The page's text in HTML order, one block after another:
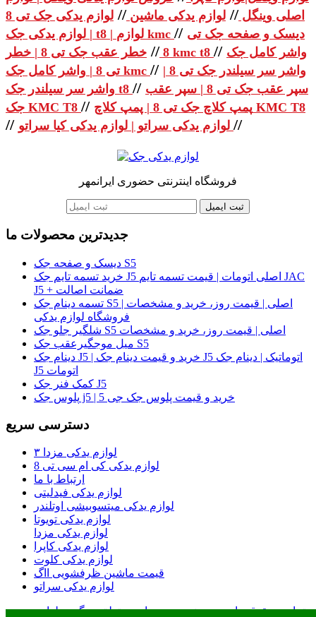
اصلی وینگل // لوازم یدکی ماشین //
لوازم یدکی جک تی 8
| لوازم یدکی جک t8 | لوازم kmc // دیسک و صفحه جک تی
8
// خطر عقب جک تی 8 | خطر kmc t8 // واشر کامل جک
تی 8 | واشر کامل جک kmc // واشر سر سیلندر جک تی 8 |
واشر سر سیلندر جک t8 // سپر عقب جک تی 8 | سپر عقب
جک KMC T8 // پمپ کلاچ جک تی 8 | پمپ کلاچ KMC T8
// //
فروشگاه اینترنتی حضوری ایرانمهر
ثبت ایمیل
جدیدترین محصولات ما
دیسک و صفحه جک S5
خرید تسمه تایم جک J5 اصلی اتومات | قیمت تسمه تایم JAC
J5 + ضمانت اصالت
تسمه دینام جک S5 اصلی | قیمت روز، خرید و مشخصات |
فروشگاه لوازم یدکی
شلگیر جلو جک S5 اصلی | قیمت روز، خرید و مشخصات
میل موجگیرعقب جک S5
دینام جک J5 | خرید و قیمت دینام جک J5 اتوماتیک | دینام جک
J5 اتومات
کمک فنر جک J5
پلوس جک j5 | خرید و قیمت پلوس جک جی 5
دسترسی سریع
لوازم یدکی مزدا ۳
لوازم یدکی کی ام سی تی 8
ارتباط با ما
لوازم یدکی فیدلیتی
لوازم یدکی میتسوبیشی اوتلندر
لوازم یدکی تویوتا
لوازم یدکی مزدا
لوازم یدکی کاپرا
لوازم یدکی کلوت
قیمت ماشین ظرفشویی ااگ
لوازم یدکی سراتو
تمامی حقوق مادی و معنوی وب سایت متعلق به گروه لوازم